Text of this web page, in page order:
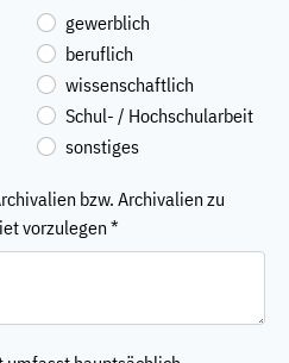
gewerblich
beruflich
wissenschaftlich
Schul- / Hochschularbeit
sonstiges
bzw. Archivalien zu
vorzulegen *